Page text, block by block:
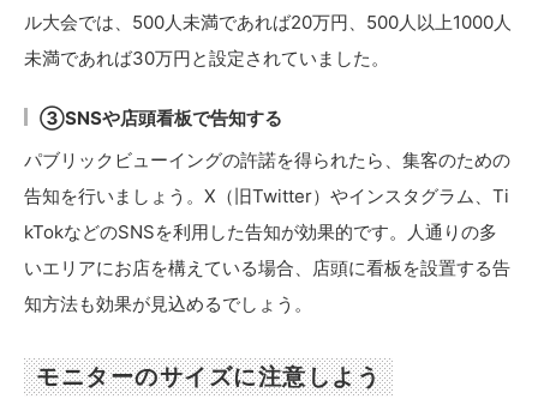
ル大会では、500人未満であれば20万円、500人以上1000人
未満であれば30万円と設定されていました。
③SNSや店頭看板で告知する
パブリックビューイングの許諾を得られたら、集客のための
告知を行いましょう。X（旧Twitter）やインスタグラム、Ti
kTokなどのSNSを利用した告知が効果的です。人通りの多
いエリアにお店を構えている場合、店頭に看板を設置する告
知方法も効果が見込めるでしょう。
モニターのサイズに注意しよう